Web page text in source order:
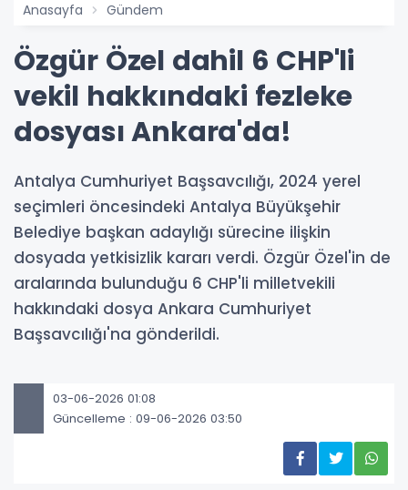
Anasayfa Gündem
Özgür Özel dahil 6 CHP'li
vekil hakkındaki fezleke
dosyası Ankara'da!
Antalya Cumhuriyet Başsavcılığı, 2024 yerel
seçimleri öncesindeki Antalya Büyükşehir
Belediye başkan adaylığı sürecine ilişkin
dosyada yetkisizlik kararı verdi. Özgür Özel'in de
aralarında bulunduğu 6 CHP'li milletvekili
hakkındaki dosya Ankara Cumhuriyet
Başsavcılığı'na gönderildi.
03-06-2026 01:08
Güncelleme : 09-06-2026 03:50